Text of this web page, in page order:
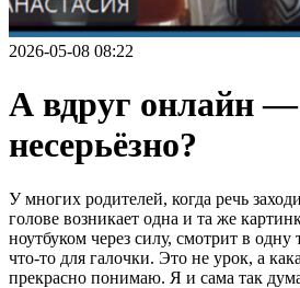
2026-05-08 08:22
А вдруг онлайн —
несерьёзно?
У многих родителей, когда речь
голове возникает одна и та же
ноутбуком через силу, смотрит в одну
что-то для галочки. Это не урок, а
прекрасно понимаю. Я и сама так